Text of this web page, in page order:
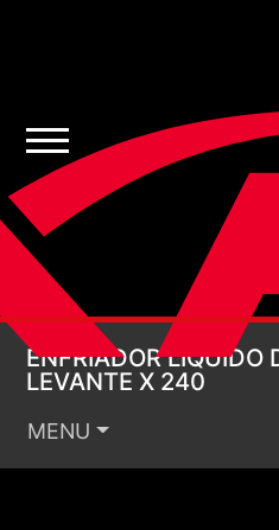
ENFRIADOR LÍQUIDO
LEVANTE X 240
MENU